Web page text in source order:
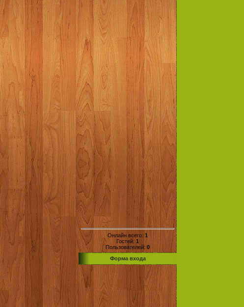
Онлайн всего: 1
Гостей: 1
Пользователей: 0
Форма входа